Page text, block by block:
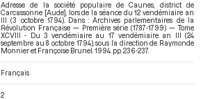
Adresse de la société populaire de Caunes, district de
Carcassonne [Aude], lors de la séance du 12 vendémiaire an
III (3 octobre 1794). Dans : Archives parlementaires de la
Révolution Française — Première série (1787-1799) — Tome
XCVIII - Du 3 vendémiaire au 17 vendémiaire an III (24
septembre au 8 octobre 1794), sous la direction de Raymonde
Monnier et Françoise Brunel. 1994. pp. 236-237.
Français
2